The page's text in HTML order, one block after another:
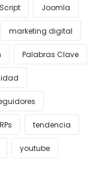
Joomla
marketing digital
Palabras Clave
tendencia
youtube